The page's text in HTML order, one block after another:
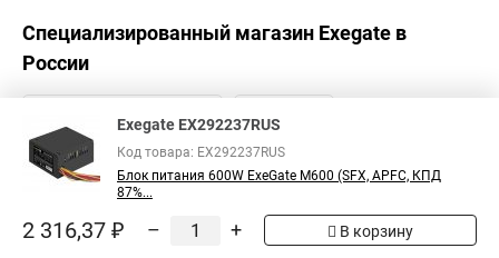
Специализированный магазин Exegate в
России
Exegate EX292237RUS
Код товара: EX292237RUS
Блок питания 600W ExeGate M600 (SFX, APFC, КПД
87%...
2 316,37 ₽ – + В корзину